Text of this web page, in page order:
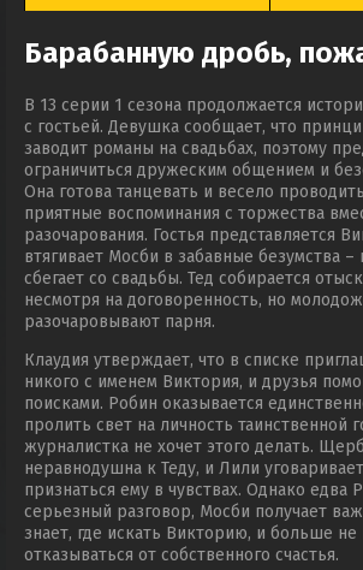
Барабанную дробь,
В 13 серии 1 сезона продолжается
с гостьей. Девушка сообщает, что
заводит романы на свадьбах, поэтому
ограничиться дружеским общением и
Она готова танцевать и весело
приятные воспоминания с торжества
разочарования. Гостья представляется
втягивает Мосби в забавные безумства
сбегает со свадьбы. Тед собирается
несмотря на договоренность, но
разочаровывают парня.
Клаудия утверждает, что в списке
никого с именем Виктория, и друзья
поисками. Робин оказывается
пролить свет на личность таинственной
журналистка не хочет этого делать.
неравнодушна к Теду, и Лили
признаться ему в чувствах. Однако едва
серьезный разговор, Мосби получает
знает, где искать Викторию, и больше не
отказываться от собственного счастья.